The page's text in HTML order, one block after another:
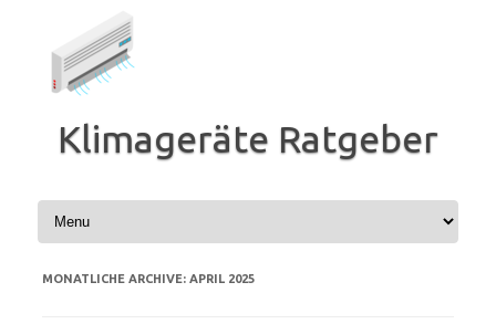
Klimageräte Ratgeber
MONATLICHE ARCHIVE: APRIL 2025